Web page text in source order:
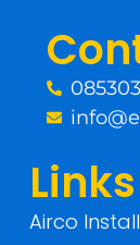
Links
Airco